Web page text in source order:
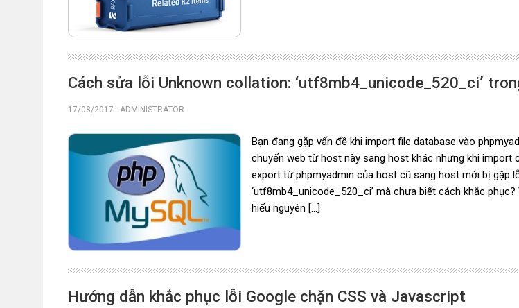
Cách sửa lỗi Unknown collation: ‘utf8mb4_unicode_520_ci’
17/08/2017 - ADMINISTRATOR
Bạn đang gặp vấn đề khi import file database vào
chuyển web từ host này sang host khác nhưng khi import
export từ phpmyadmin của host cũ sang host mới bị gặp
‘utf8mb4_unicode_520_ci’ mà chưa biết cách khắc
hiểu nguyên […]
Hướng dẫn khắc phục lỗi Google chặn CSS và Javascript